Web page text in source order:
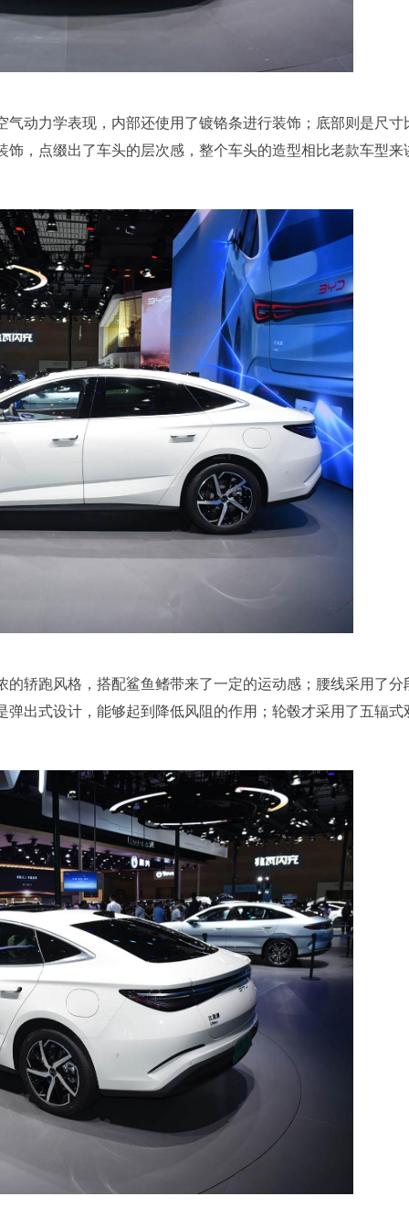
动力学表现，内部还使用了镀铬条进行装饰；底部则是尺寸
，点缀出了车头的层次感，整个车头的造型相比老款车型来
轿跑风格，搭配鲨鱼鳍带来了一定的运动感；腰线采用了分
出式设计，能够起到降低风阻的作用；轮毂才采用了五辐式